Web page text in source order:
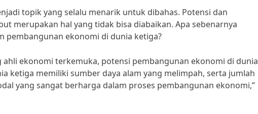
topik yang selalu menarik untuk dibahas. Potensi dan
merupakan hal yang tidak bisa diabaikan. Apa sebenarnya
pembangunan ekonomi di dunia ketiga?
ahli ekonomi terkemuka, potensi pembangunan ekonomi di dunia
ketiga memiliki sumber daya alam yang melimpah, serta jumlah
yang sangat berharga dalam proses pembangunan ekonomi,”